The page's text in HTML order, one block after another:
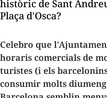
històric de Sant
Plaça d'Osca?
Celebro que
horaris comercials de
turistes (i els
consumir molts